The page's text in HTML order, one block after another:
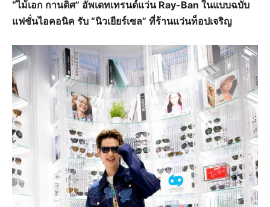
“ไม้เอก กานดิศ” อัพเดทเทรนด์แว่น Ray-Ban ในแบบฉบับ
แฟชั่นไอคอนิค​ รับ “นิวเยียร์เซล” ที่ร้านแว่นท็อปเจริญ